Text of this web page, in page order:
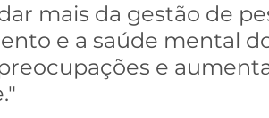
mais da gestão de
e a saúde mental
e